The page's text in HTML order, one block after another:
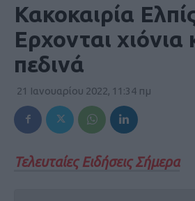
Κακοκαιρία
Ερχονται χιόνια
πεδινά
21 Ιανουαρίου 2022, 11:34 πμ
Τελευταίες Ειδήσεις Σήμερα